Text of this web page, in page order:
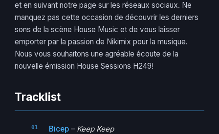
et en suivant notre page sur les réseaux sociaux. Ne
manquez pas cette occasion de découvrir les derniers
sons de la scène House Music et de vous laisser
emporter par la passion de Nikimix pour la musique.
Nous vous souhaitons une agréable écoute de la
nouvelle émission House Sessions H249!
Tracklist
Bicep– Keep Keep